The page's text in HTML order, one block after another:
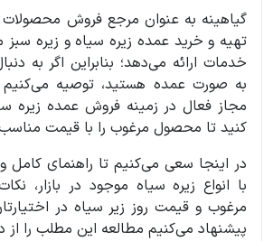
گیاهینه به عنوان مرجع فروش
تهیه و خرید عمده زیره سیاه و زیره
خدمات ارائه می‌دهد؛ بنابراین اگر به
به صورت عمده هستید، توصیه می‌کنیم
مجاز فعال در زمینه فروش عمده زیره
کنید تا محصول مرغوب را با قیمت
در اینجا سعی می‌کنیم تا راهنمای کامل
با انواع زیره سیاه موجود در بازار،
مرغوب و قیمت روز زیر سیاه در
پیشنهاد می‌کنیم مطالعه این مطلب را